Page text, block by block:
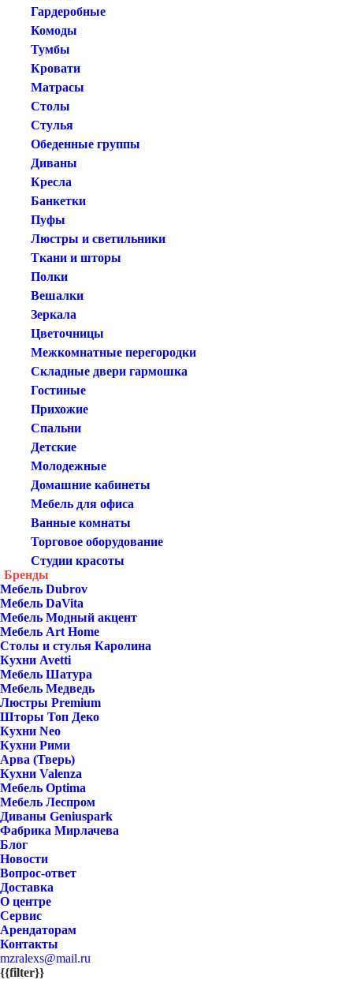
Гардеробные
Комоды
Тумбы
Кровати
Матрасы
Столы
Стулья
Обеденные группы
Диваны
Кресла
Банкетки
Пуфы
Люстры и светильники
Ткани и шторы
Полки
Вешалки
Зеркала
Цветочницы
Межкомнатные перегородки
Складные двери гармошка
Гостиные
Прихожие
Спальни
Детские
Молодежные
Домашние кабинеты
Мебель для офиса
Ванные комнаты
Торговое оборудование
Студии красоты
Бренды
Мебель Dubrov
Мебель DaVita
Мебель Модный акцент
Мебель Art Home
Столы и стулья Каролина
Кухни Avetti
Мебель Шатура
Мебель Медведь
Люстры Premium
Шторы Топ Деко
Кухни Neo
Кухни Рими
Арва (Тверь)
Кухни Valenza
Мебель Optima
Мебель Леспром
Диваны Geniuspark
Фабрика Мирлачева
Блог
Новости
Вопрос-ответ
Доставка
О центре
Сервис
Арендаторам
Контакты
mzralexs@mail.ru
{{filter}}